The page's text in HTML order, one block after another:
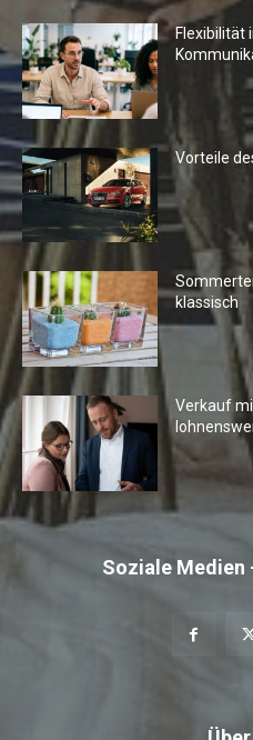
Flexibilität
Vorteile
klassisch
Verkauf
Soziale Medien